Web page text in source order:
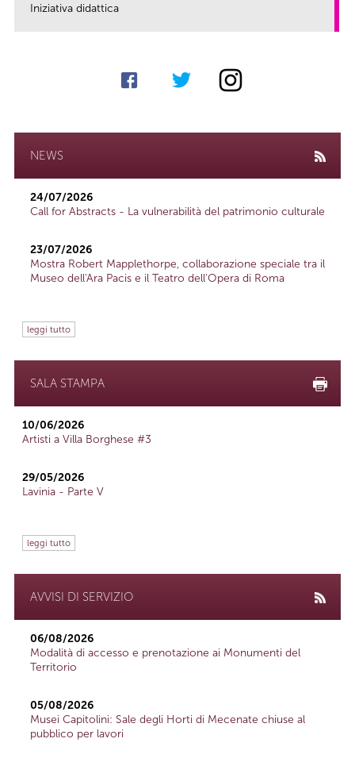
Iniziativa didattica
NEWS
24/07/2026
Call for Abstracts - La vulnerabilità del patrimonio culturale
23/07/2026
Mostra Robert Mapplethorpe, collaborazione speciale tra il
Museo dell'Ara Pacis e il Teatro dell'Opera di Roma
leggi tutto
SALA STAMPA
10/06/2026
Artisti a Villa Borghese #3
29/05/2026
Lavinia - Parte V
leggi tutto
AVVISI DI SERVIZIO
06/08/2026
Modalità di accesso e prenotazione ai Monumenti del
Territorio
05/08/2026
Musei Capitolini: Sale degli Horti di Mecenate chiuse al
pubblico per lavori